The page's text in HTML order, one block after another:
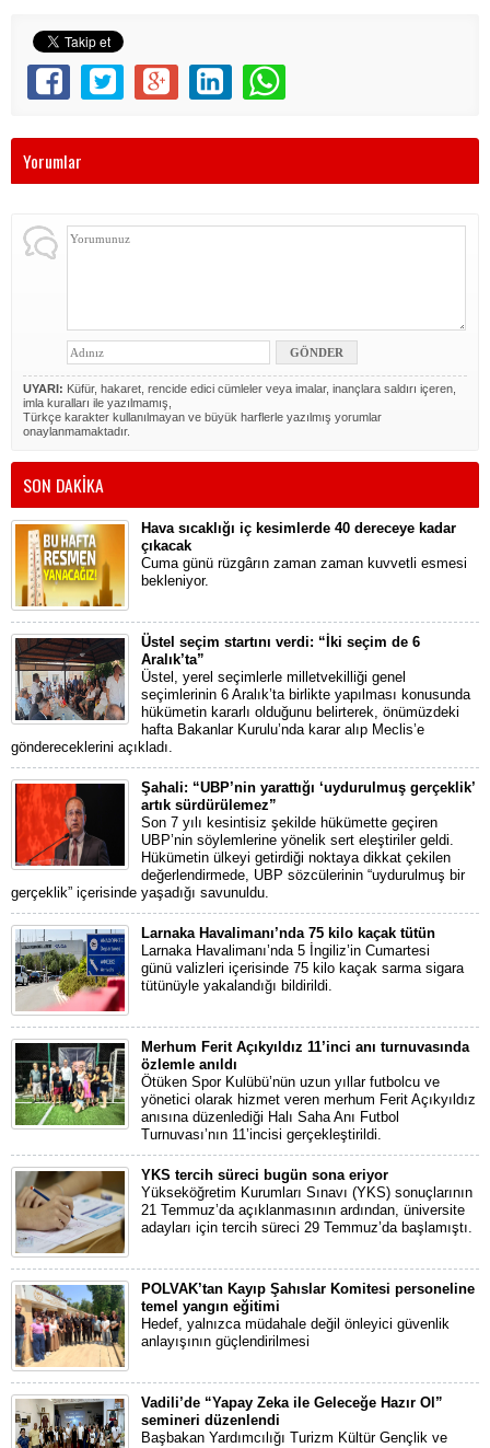
Yorumlar
UYARI: Küfür, hakaret, rencide edici cümleler veya imalar, inançlara saldırı içeren,
imla kuralları ile yazılmamış,
Türkçe karakter kullanılmayan ve büyük harflerle yazılmış yorumlar
onaylanmamaktadır.
SON DAKİKA
Hava sıcaklığı iç kesimlerde 40 dereceye kadar
çıkacak
Cuma günü rüzgârın zaman zaman kuvvetli esmesi
bekleniyor.
Üstel seçim startını verdi: “İki seçim de 6
Aralık’ta”
Üstel, yerel seçimlerle milletvekilliği genel
seçimlerinin 6 Aralık’ta birlikte yapılması konusunda
hükümetin kararlı olduğunu belirterek, önümüzdeki
hafta Bakanlar Kurulu’nda karar alıp Meclis’e
göndereceklerini açıkladı.
Şahali: “UBP’nin yarattığı ‘uydurulmuş gerçeklik’
artık sürdürülemez”
Son 7 yılı kesintisiz şekilde hükümette geçiren
UBP’nin söylemlerine yönelik sert eleştiriler geldi.
Hükümetin ülkeyi getirdiği noktaya dikkat çekilen
değerlendirmede, UBP sözcülerinin “uydurulmuş bir
gerçeklik” içerisinde yaşadığı savunuldu.
Larnaka Havalimanı’nda 75 kilo kaçak tütün
Larnaka Havalimanı’nda 5 İngiliz’in Cumartesi
günü valizleri içerisinde 75 kilo kaçak sarma sigara
tütünüyle yakalandığı bildirildi.
Merhum Ferit Açıkyıldız 11’inci anı turnuvasında
özlemle anıldı
Ötüken Spor Kulübü’nün uzun yıllar futbolcu ve
yönetici olarak hizmet veren merhum Ferit Açıkyıldız
anısına düzenlediği Halı Saha Anı Futbol
Turnuvası’nın 11’incisi gerçekleştirildi.
YKS tercih süreci bugün sona eriyor
Yükseköğretim Kurumları Sınavı (YKS) sonuçlarının
21 Temmuz’da açıklanmasının ardından, üniversite
adayları için tercih süreci 29 Temmuz’da başlamıştı.
POLVAK’tan Kayıp Şahıslar Komitesi personeline
temel yangın eğitimi
Hedef, yalnızca müdahale değil önleyici güvenlik
anlayışının güçlendirilmesi
Vadili’de “Yapay Zeka ile Geleceğe Hazır Ol”
semineri düzenlendi
Başbakan Yardımcılığı Turizm Kültür Gençlik ve